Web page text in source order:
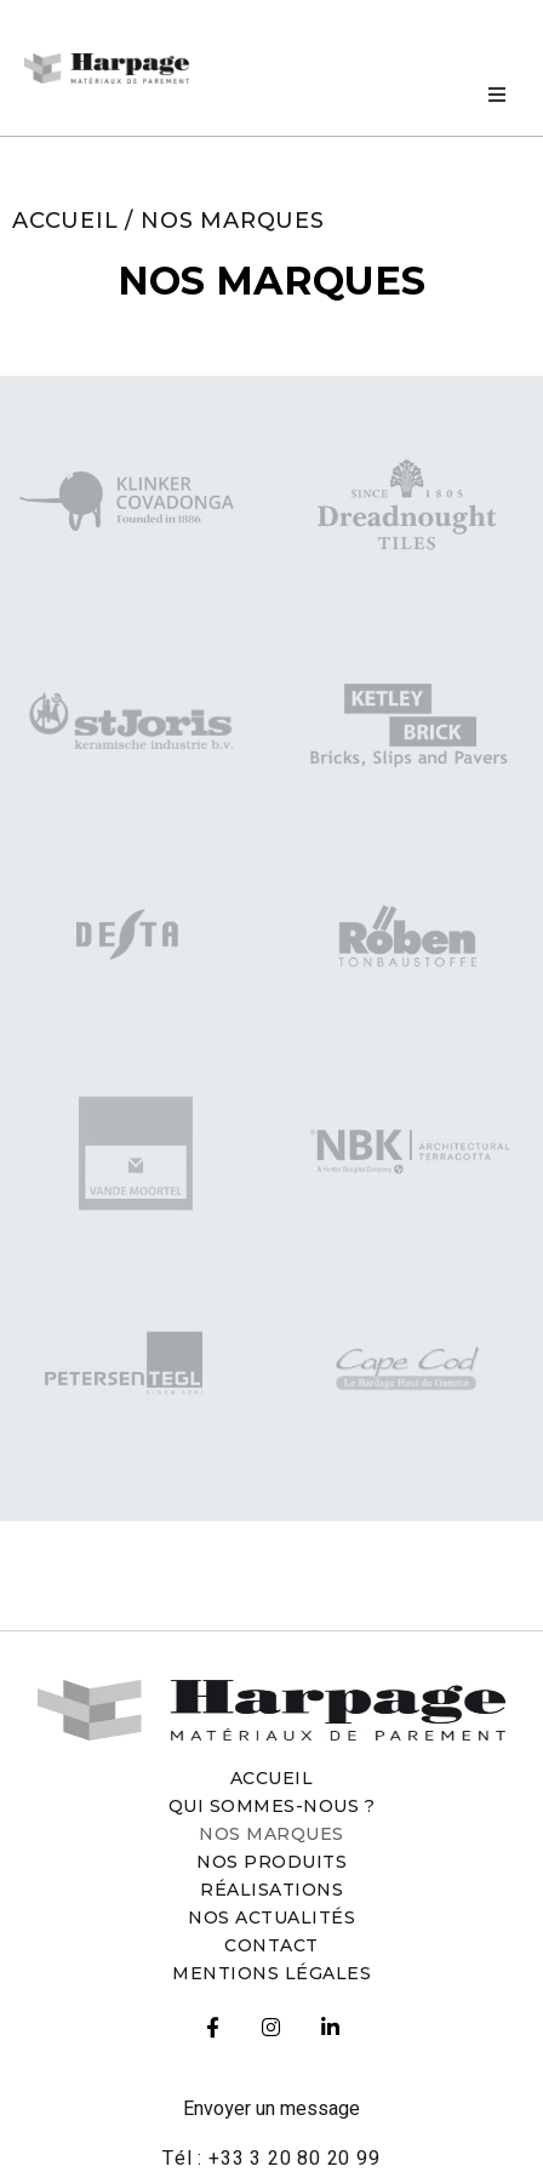
ACCUEIL / NOS MARQUES
NOS MARQUES
ACCUEIL
QUI SOMMES-NOUS ?
NOS MARQUES
NOS PRODUITS
RÉALISATIONS
NOS ACTUALITÉS
CONTACT
MENTIONS LÉGALES
Envoyer un message
Tél : +33 3 20 80 20 99